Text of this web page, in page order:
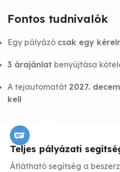
Fontos tudnivalók
Egy pályázó csak egy
3 árajánlat benyújtása
A tejautomatát 2027.
kell
Teljes pályázati
Átlátható segítség a